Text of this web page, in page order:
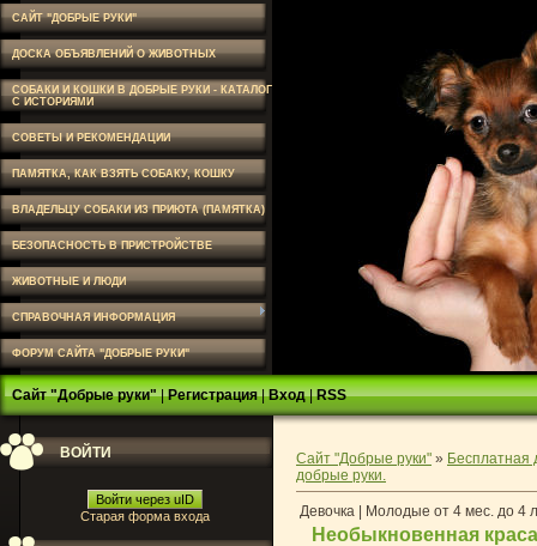
САЙТ "ДОБРЫЕ РУКИ"
ДОСКА ОБЪЯВЛЕНИЙ О ЖИВОТНЫХ
СОБАКИ И КОШКИ В ДОБРЫЕ РУКИ - КАТАЛОГ
С ИСТОРИЯМИ
СОВЕТЫ И РЕКОМЕНДАЦИИ
ПАМЯТКА, КАК ВЗЯТЬ СОБАКУ, КОШКУ
ВЛАДЕЛЬЦУ СОБАКИ ИЗ ПРИЮТА (ПАМЯТКА)
БЕЗОПАСНОСТЬ В ПРИСТРОЙСТВЕ
ЖИВОТНЫЕ И ЛЮДИ
СПРАВОЧНАЯ ИНФОРМАЦИЯ
ФОРУМ САЙТА "ДОБРЫЕ РУКИ"
Сайт "Добрые руки"|Регистрация|Вход|RSS
ВОЙТИ
Войти через uID
Старая форма входа
Сайт "Добрые руки" » Бесплатная
добрые руки.
Девочка | Молодые от 4 мес. до 4
Необыкновенная